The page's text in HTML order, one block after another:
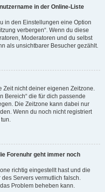
in der Online-Liste
in den Einstellungen eine Option
verbergen“. Wenn du diese
Moderatoren und du selbst
als unsichtbarer Besucher gezählt.
Zeit nicht deiner eigenen Zeitzone.
Bereich“ die für dich passende
Die Zeitzone kann dabei nur
Wenn du noch nicht registriert
Forenuhr geht immer noch
richtig eingestellt hast und die
Servers vermutlich falsch.
Problem beheben kann.